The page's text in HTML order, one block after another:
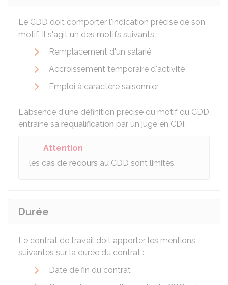
Le CDD doit comporter l'indication précise de son
motif. Il s'agit un des motifs suivants :
Remplacement d'un salarié
Accroissement temporaire d'activité
Emploi à caractère saisonnier
L'absence d'une définition précise du motif du CDD
entraîne sa requalification par un juge en CDI.
Attention
les cas de recours au CDD sont limités.
Durée
Le contrat de travail doit apporter les mentions
suivantes sur la durée du contrat :
Date de fin du contrat